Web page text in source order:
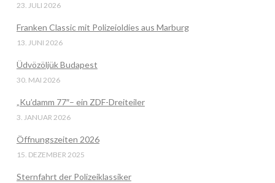
23. JULI 2026
Franken Classic mit Polizeioldies aus Marburg
13. JUNI 2026
Üdvözöljük Budapest
30. MAI 2026
„Ku’damm 77″– ein ZDF-Dreiteiler
3. JANUAR 2026
Öffnungszeiten 2026
15. DEZEMBER 2025
Sternfahrt der Polizeiklassiker